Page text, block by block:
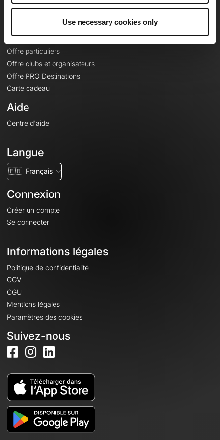
Use necessary cookies only
Offres
Fonds de cartes topographiques
Fonctionnalités
Offre particuliers
Offre clubs et organisateurs
Offre PRO Destinations
Carte cadeau
Aide
Centre d'aide
Langue
🇫🇷 Français
Connexion
Créer un compte
Se connecter
Informations légales
Politique de confidentialité
CGV
CGU
Mentions légales
Paramètres des cookies
Suivez-nous